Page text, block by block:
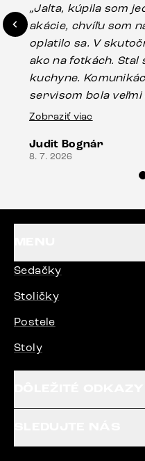
„Jalta, kúpila som
akácie, chvíľu som
oplatilo sa. V
ako na fotkách. Stal
kuchyne.
servisom bola
stola bolo malé
Vincze pri riešení
veľmi korektne.
Zobraziť viac
Judit Bognár
8. 7. 2026
Sedačky
Stoličky
Postele
Stoly